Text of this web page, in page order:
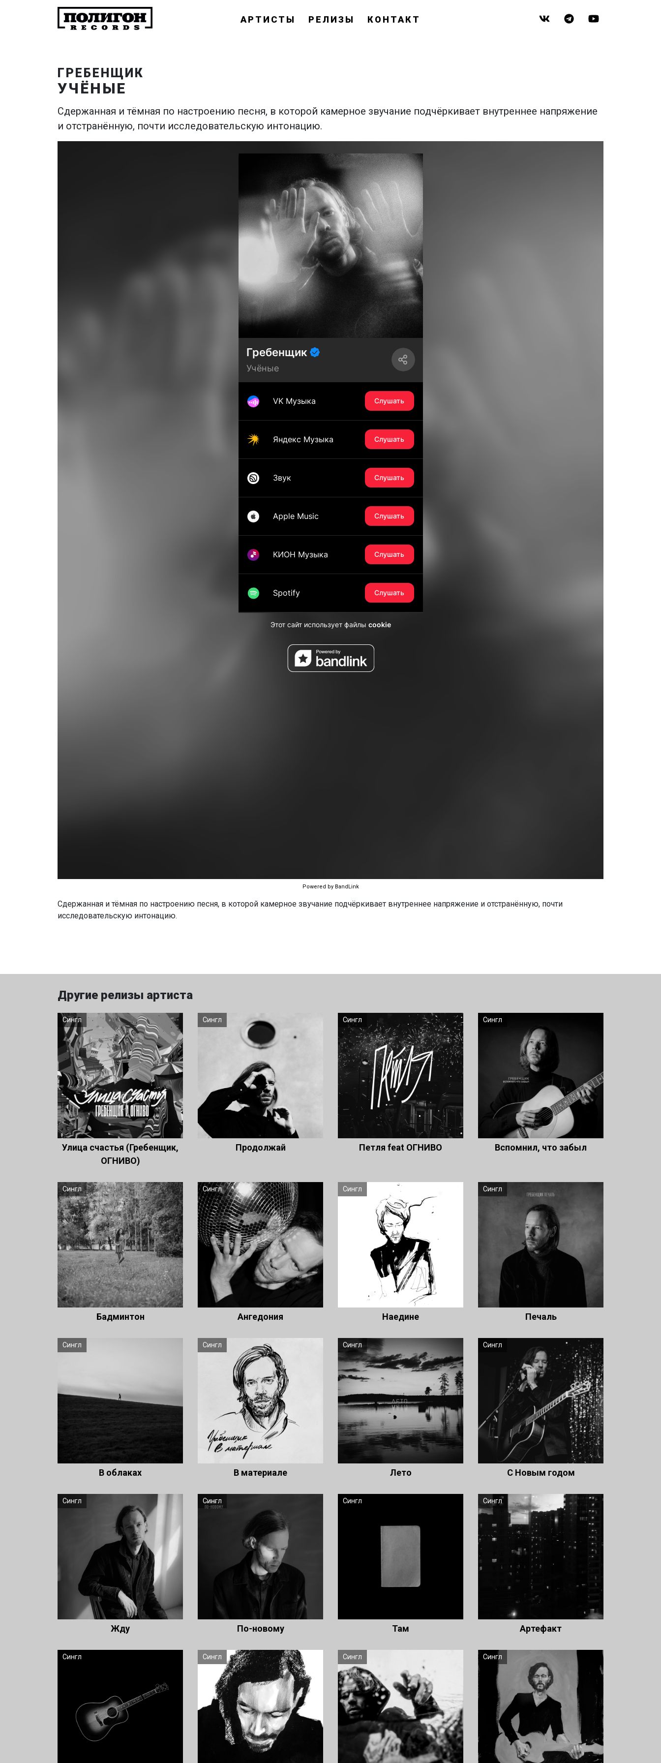
АРТИСТЫ РЕЛИЗЫ КОНТАКТ
ГРЕБЕНЩИК
УЧЁНЫЕ
Сдержанная и тёмная по настроению песня, в которой камерное звучание подчёркивает внутреннее напряжение
и отстранённую, почти исследовательскую интонацию.
Powered by BandLink
Сдержанная и тёмная по настроению песня, в которой камерное звучание подчёркивает внутреннее напряжение и отстранённую, почти
исследовательскую интонацию.
Другие релизы артиста
Сингл
Улица счастья (Гребенщик,
ОГНИВО)
Сингл
Продолжай
Сингл
Петля feat ОГНИВО
Сингл
Вспомнил, что забыл
Сингл
Бадминтон
Сингл
Ангедония
Сингл
Наедине
Сингл
Печаль
Сингл
В облаках
Сингл
В материале
Сингл
Лето
Сингл
С Новым годом
Сингл
Жду
Сингл
По-новому
Сингл
Там
Сингл
Артефакт
Сингл Сингл Сингл Сингл